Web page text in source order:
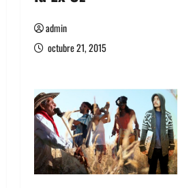
admin
octubre 21, 2015